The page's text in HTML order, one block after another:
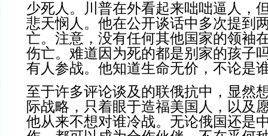
少死人。川普在外看起来咄咄逼人，
悲天悯人。他在公开谈话中多次提到
亡。注意，没有任何其他国家的领袖
伤亡。难道因为死的都是别家的孩子
有人参战。他知道生命无价，不论是
至于许多评论谈及的联俄抗中，显然
际战略，只着眼于造福美国人，以及
他从来不想对谁冷战。无论俄国还是